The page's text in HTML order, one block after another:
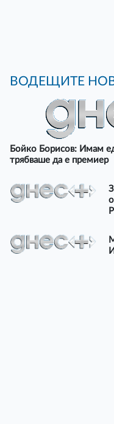
ВОДЕЩИТЕ
Бойко Борисов: Имам
трябваше да е премиер